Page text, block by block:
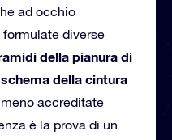
ad occhio
diverse
della pianura di
della cintura
accreditate
è la prova di un